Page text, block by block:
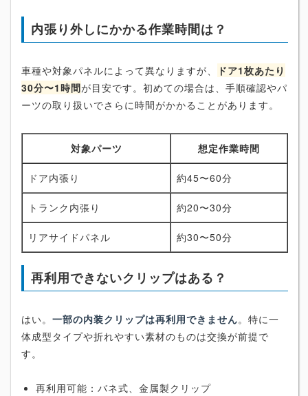
内張り外しにかかる作業時間は？
車種や対象パネルによって異なりますが、
ドア1枚あたり
30分〜1時間が目安です。初めての場合は、手順確認やパ
ーツの取り扱いでさらに時間がかかることがあります。
対象パーツ 想定作業時間
ドア内張り 約45〜60分
トランク内張り 約20〜30分
リアサイドパネル 約30〜50分
再利用できないクリップはある？
はい。 一部の内装クリップは再利用できません。特に一
体成型タイプや折れやすい素材のものは交換が前提で
す。
再利用可能：バネ式、金属製クリップ